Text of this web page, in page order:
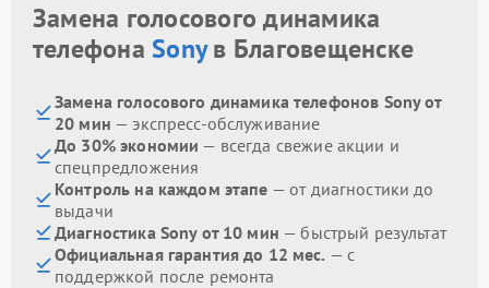
Замена голосового динамика
телефонаSonyв Благовещенске
Замена голосового динамика телефонов Sony от
20 мин — экспресс-обслуживание
До 30% экономии — всегда свежие акции и
спецпредложения
Контроль на каждом этапе — от диагностики до
выдачи
Диагностика Sony от 10 мин — быстрый результат
Официальная гарантия до 12 мес. — с
поддержкой после ремонта